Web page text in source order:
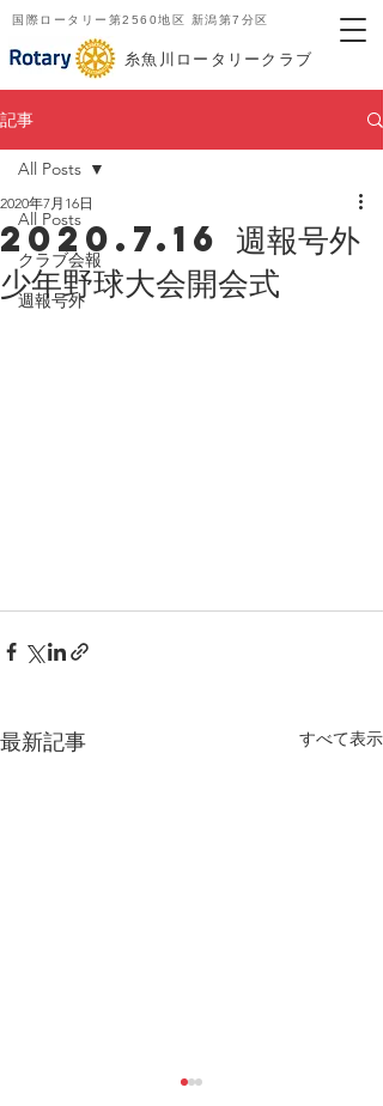
​糸魚川ロータリークラブ
国際ロータリー第2560地区 新潟第7分区
記事
All Posts
クラブ会報
週報号外
All Posts
2020.7.16 週報号外
少年野球大会開会式
2020年7月16日
最新記事 すべて表示